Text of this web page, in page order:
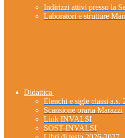
Indirizzi attivi presso la
Laboratori e strutture
Didattica
Elenchi e sigle classi a.s.
Scansione oraria Marazzi
Link INVALSI
SOST-INVALSI